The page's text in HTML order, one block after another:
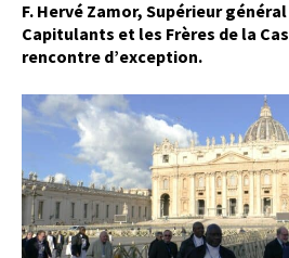
F. Hervé Zamor, Supérieur
Capitulants et les Frères de la
rencontre d’exception.